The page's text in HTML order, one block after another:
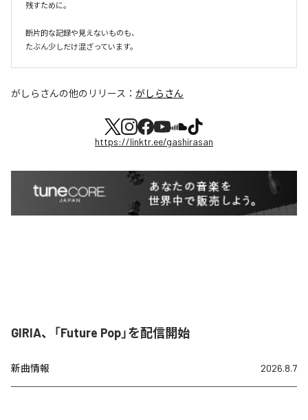
残すために。
断片的な記録や見えないものも、
たぶん少しだけ混ざっています。
がしらさんの他のリリース： がしらさん
https://linktr.ee/gashirasan
GIRIA、「Future Pop」を配信開始
新曲情報 2026.8.7